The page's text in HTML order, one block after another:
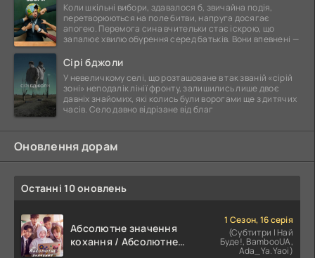
Коли шкільні вибори, здавалося б, звичайна подія,
перетворюються на поле битви, напруга досягає
апогею. Перемога сина вчительки стає іскрою, що
запалює хвилю обурення серед батьків. Вони впевнені —
Сірі бджоли
У невеличкому селі, що розташоване в так званій «сірій
зоні» неподалік лінії фронту, залишились лише двоє
давніх знайомих, які колись були ворогами ще з дитячих
часів. Село давно відрізане від благ
Оновлення дорам
Останні 10 оновлень
Абсолютне значення
кохання / Абсолютне
1 Сезон, 16 серія
(Субтитри | Най
Буде!, BambooUA,
Ada_Ya.Yaoi)